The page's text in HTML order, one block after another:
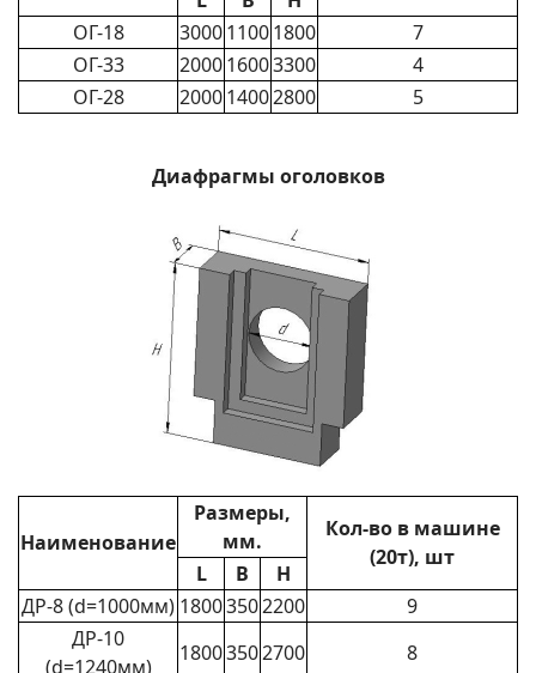
ОГ-18
300011001800
7
ОГ-33
200016003300
4
ОГ-28
200014002800 5
Диафрагмы оголовков
Наименование
Размеры,
мм.
Кол-во в машине
(20т), шт
L B
H
ДР-8 (d=1000мм) 18003502200
9
ДР-10
(d=1240мм)
18003502700 8